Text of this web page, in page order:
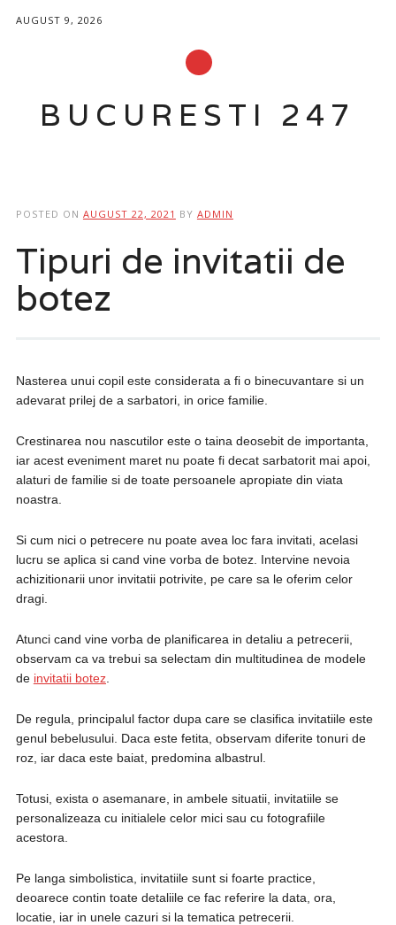
AUGUST 9, 2026
BUCURESTI 247
POSTED ON AUGUST 22, 2021 BY ADMIN
Tipuri de invitatii de
botez
Nasterea unui copil este considerata a fi o binecuvantare si un
adevarat prilej de a sarbatori, in orice familie.
Crestinarea nou nascutilor este o taina deosebit de importanta,
iar acest eveniment maret nu poate fi decat sarbatorit mai apoi,
alaturi de familie si de toate persoanele apropiate din viata
noastra.
Si cum nici o petrecere nu poate avea loc fara invitati, acelasi
lucru se aplica si cand vine vorba de botez. Intervine nevoia
achizitionarii unor invitatii potrivite, pe care sa le oferim celor
dragi.
Atunci cand vine vorba de planificarea in detaliu a petrecerii,
observam ca va trebui sa selectam din multitudinea de modele
de invitatii botez.
De regula, principalul factor dupa care se clasifica invitatiile este
genul bebelusului. Daca este fetita, observam diferite tonuri de
roz, iar daca este baiat, predomina albastrul.
Totusi, exista o asemanare, in ambele situatii, invitatiile se
personalizeaza cu initialele celor mici sau cu fotografiile
acestora.
Pe langa simbolistica, invitatiile sunt si foarte practice,
deoarece contin toate detaliile ce fac referire la data, ora,
locatie, iar in unele cazuri si la tematica petrecerii.